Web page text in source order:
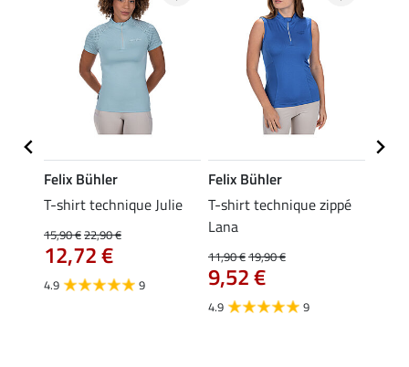
Felix Bühler
T-shirt technique Julie
15,90 €22,90 €
12,72 €
4.9 9
Felix Bühler
T-shirt technique zippé
Lana
11,90 €19,90 €
9,52 €
4.9 9